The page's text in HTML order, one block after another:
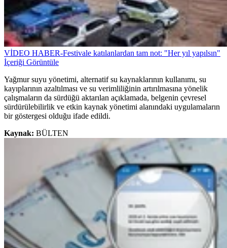
VİDEO HABER-Festivale katılanlardan tam not: "Her yıl yapılsın"
İçeriği Görüntüle
Yağmur suyu yönetimi, alternatif su kaynaklarının kullanımı, su
kayıplarının azaltılması ve su verimliliğinin artırılmasına yönelik
çalışmaların da sürdüğü aktarılan açıklamada, belgenin çevresel
sürdürülebilirlik ve etkin kaynak yönetimi alanındaki uygulamaların
bir göstergesi olduğu ifade edildi.
Kaynak: BÜLTEN